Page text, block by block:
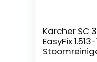
Kärcher SC 3
EasyFix 1.513-